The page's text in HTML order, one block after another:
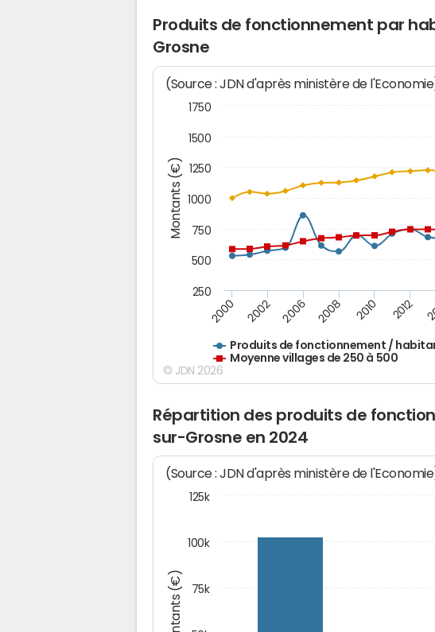
Produits de fonctionnement par
Grosne
Montants (€)
(Source : JDN d'après ministère de
Produits de fonctionnement /
Moyenne villages de 250 à 500
2000 2002 2006 2008 2010 2012
250
500
750
1000
1250
1500
1750
© JDN 2026
Répartition des produits de
sur-Grosne en 2024
Montants (€)
(Source : JDN d'après ministère de
75k
100k
125k